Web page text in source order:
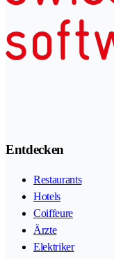
Entdecken
Restaurants
Hotels
Coiffeure
Ärzte
Elektriker